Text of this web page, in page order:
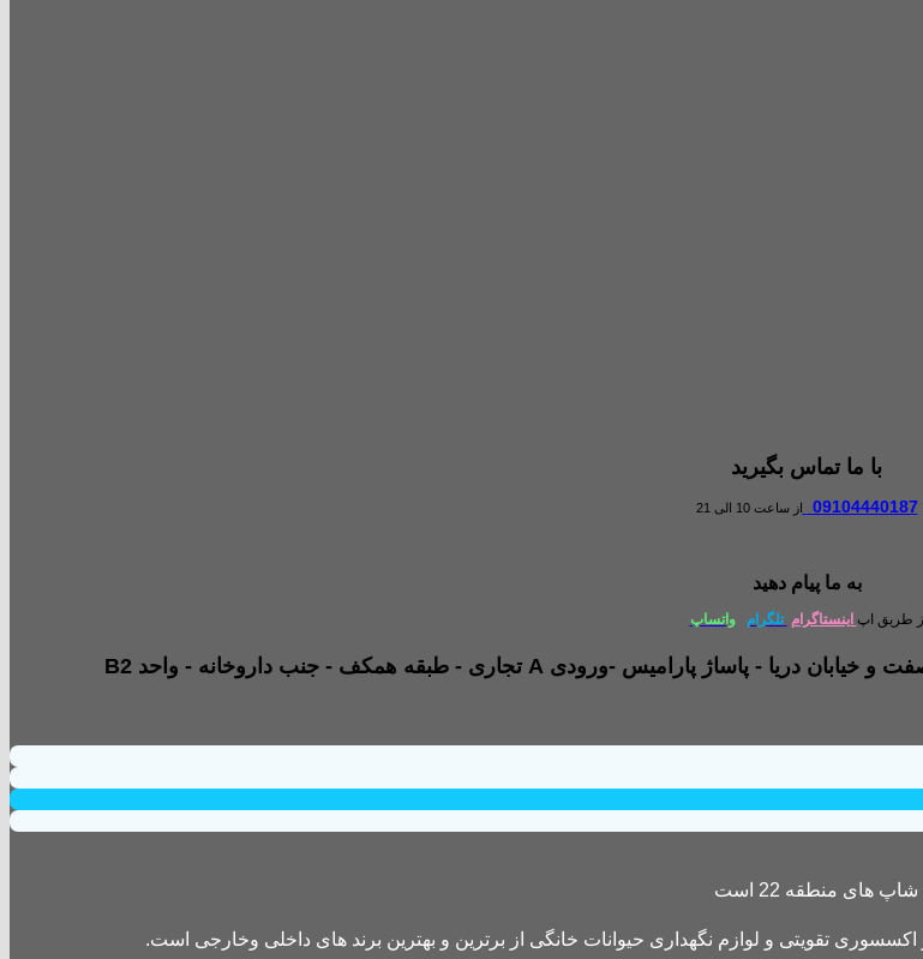
با ما تماس بگیرید
09104440187 از ساعت 10 الی 21
به ما پیام دهید
از طریق اپ اینستاگرام تلگرام واتساپ
تقویتی و لوازم نگهداری حیوانات خانگی از برترین و بهترین برند های داخلی وخارجی است.